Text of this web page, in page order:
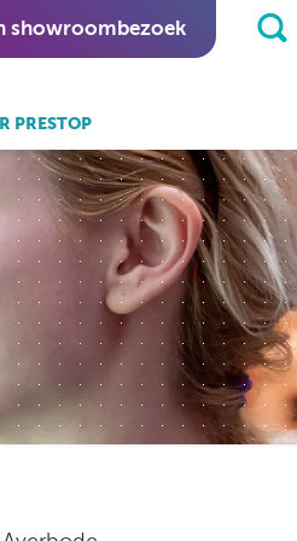
showroombezoek
ook:
software.
software.
PRESTOP